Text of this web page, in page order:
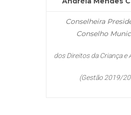
Conselheira
Conselho
dos Direitos da Criança e
(Gestão 2019/